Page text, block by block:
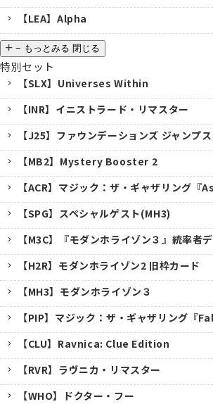
【LEA】Alpha
− もっとみる 閉じる
特別セット
【SLX】Universes Within
【INR】イニストラード・リマスター
【J25】ファウンデーションズ ジャンプ
【MB2】Mystery Booster 2
【ACR】マジック：ザ・ギャザリング
【SPG】スペシャルゲスト(MH3)
【M3C】『モダンホライゾン３』統率者
【H2R】モダンホライゾン2 旧枠カード
【MH3】モダンホライゾン３
【PIP】マジック：ザ・ギャザリング『
【CLU】Ravnica: Clue Edition
【RVR】ラヴニカ・リマスター
【WHO】ドクター・フー